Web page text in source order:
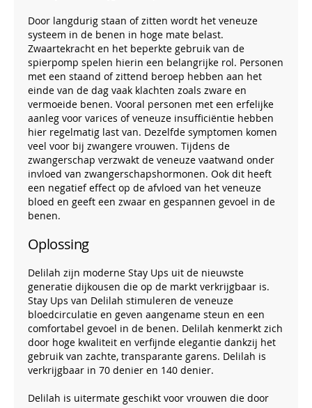
Door langdurig staan of zitten wordt het veneuze
systeem in de benen in hoge mate belast.
Zwaartekracht en het beperkte gebruik van de
spierpomp spelen hierin een belangrijke rol. Personen
met een staand of zittend beroep hebben aan het
einde van de dag vaak klachten zoals zware en
vermoeide benen. Vooral personen met een erfelijke
aanleg voor varices of veneuze insufficiëntie hebben
hier regelmatig last van. Dezelfde symptomen komen
veel voor bij zwangere vrouwen. Tijdens de
zwangerschap verzwakt de veneuze vaatwand onder
invloed van zwangerschapshormonen. Ook dit heeft
een negatief effect op de afvloed van het veneuze
bloed en geeft een zwaar en gespannen gevoel in de
benen.
Oplossing
Delilah zijn moderne Stay Ups uit de nieuwste
generatie dijkousen die op de markt verkrijgbaar is.
Stay Ups van Delilah stimuleren de veneuze
bloedcirculatie en geven aangename steun en een
comfortabel gevoel in de benen. Delilah kenmerkt zich
door hoge kwaliteit en verfijnde elegantie dankzij het
gebruik van zachte, transparante garens. Delilah is
verkrijgbaar in 70 denier en 140 denier.
Delilah is uitermate geschikt voor vrouwen die door